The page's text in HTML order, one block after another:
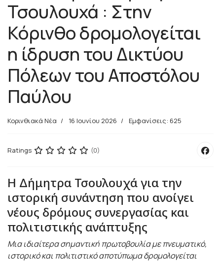
Τσουλουχά : Στην
Κόρινθο δρομολογείται
η ίδρυση του Δικτύου
Πόλεων του Αποστόλου
Παύλου
Κορινθιακά Νέα 16 Ιουνίου 2026 Εμφανίσεις: 625
Ratings (0)
Η Δήμητρα Τσουλουχά για την
ιστορική συνάντηση που ανοίγει
νέους δρόμους συνεργασίας και
πολιτιστικής ανάπτυξης
Μια ιδιαίτερα σημαντική πρωτοβουλία με πνευματικό,
ιστορικό και πολιτιστικό αποτύπωμα δρομολογείται